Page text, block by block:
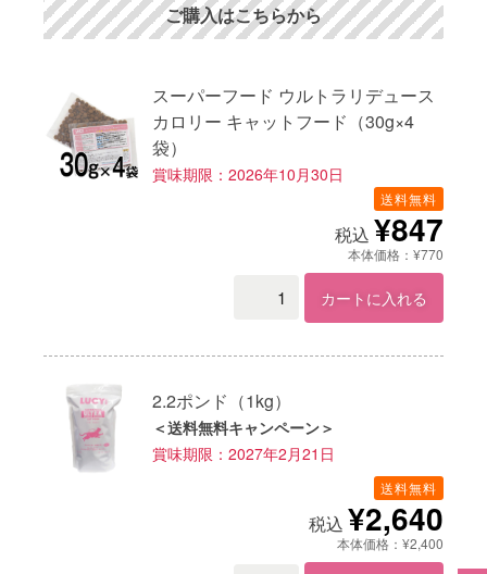
ご購入はこちらから
スーパーフード ウルトラリデュース
カロリー キャットフード（30g×4
袋）
賞味期限：2026年10月30日
送料無料
税込 ¥847
本体価格：¥770
カートに入れる
2.2ポンド（1kg）
＜送料無料キャンペーン＞
賞味期限：2027年2月21日
送料無料
税込 ¥2,640
本体価格：¥2,400